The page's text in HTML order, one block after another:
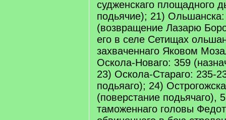
судженскаго площадного
подьячие); 21)
(возвращение Лазарю
его в селе Сетищах
захваченнаго Яковом
Оскола-Новаго: 359
23) Оскола-Стараго: 235-
подьяаго); 24)
(поверстание подьячаго),
таможеннаго головы